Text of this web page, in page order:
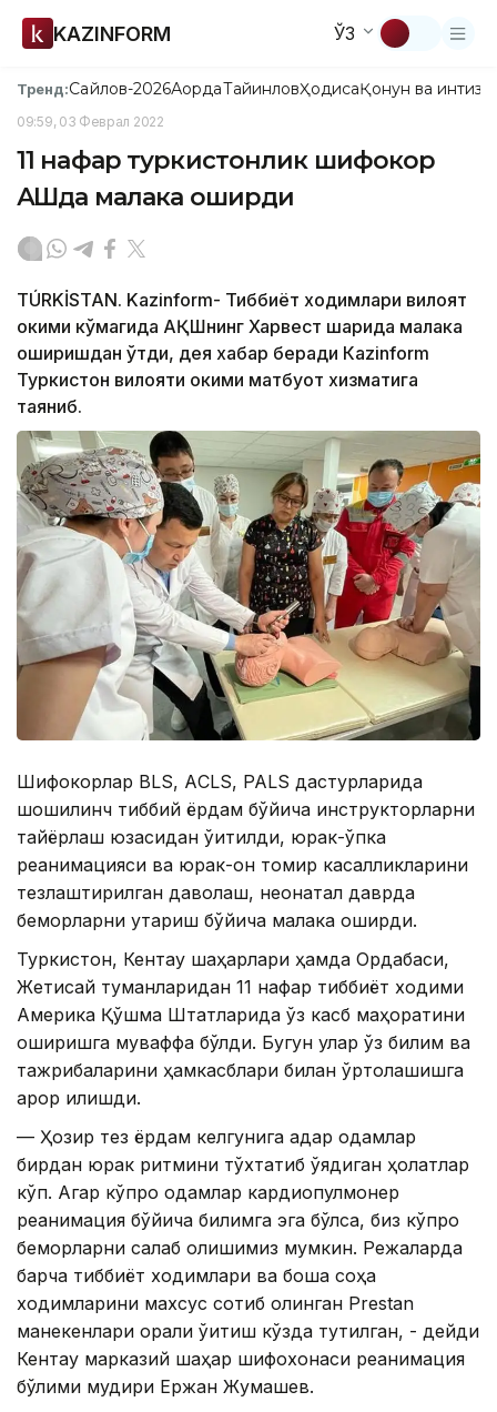
KAZINFORM ЎЗ
Тренд:Сайлов-2026АқордаТайинловҲодисаҚонун ва
09:59, 03 Феврал 2022
11 нафар туркистонлик шифокор
АҚШда малака оширди
TÚRKİSTAN. Kazinform- Тиббиёт ходимлари вилоят
ҳокими кўмагида АҚШнинг Харвест шаҳрида малака
оширишдан ўтди, дея хабар беради Кazinform
Туркистон вилояти ҳокими матбуот хизматига
таяниб.
Шифокорлар BLS, АCLS, PALS дастурларида
шошилинч тиббий ёрдам бўйича инструкторларни
тайёрлаш юзасидан ўқитилди, юрак-ўпка
реанимацияси ва юрак-қон томир касалликларини
тезлаштирилган даволаш, неонатал даврда
беморларни қутқариш бўйича малака оширди.
Туркистон, Кентау шаҳарлари ҳамда Ордабаси,
Жетисай туманларидан 11 нафар тиббиёт ходими
Америка Қўшма Штатларида ўз касб маҳоратини
оширишга муваффақ бўлди. Бугун улар ўз билим ва
тажрибаларини ҳамкасблари билан ўртоқлашишга
қарор қилишди.
— Ҳозир тез ёрдам келгунига қадар одамлар
бирдан юрак ритмини тўхтатиб қўядиган ҳолатлар
кўп. Агар кўпроқ одамлар кардиопулмонер
реанимация бўйича билимга эга бўлса, биз кўпроқ
беморларни сақлаб қолишимиз мумкин. Режаларда
барча тиббиёт ходимлари ва бошқа соҳа
ходимларини махсус сотиб олинган Prestan
манекенлари орқали ўқитиш кўзда тутилган, - дейди
Кентау марказий шаҳар шифохонаси реанимация
бўлими мудири Ержан Жумашев.